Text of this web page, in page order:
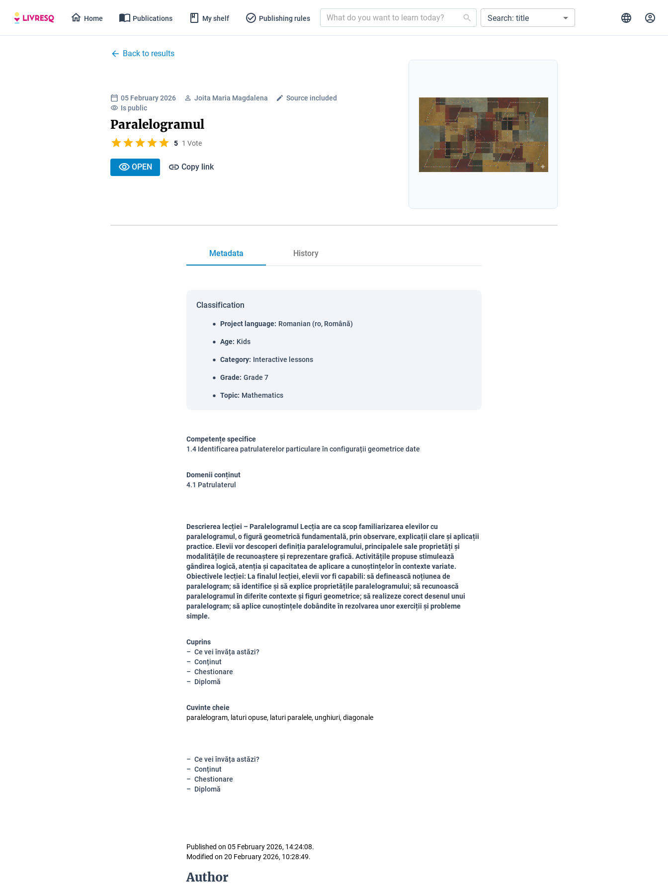
Home Publications My shelf Publishing rules Search: title
Back to results
05 February 2026 Joita Maria Magdalena
Source included
Is public
Paralelogramul
5 1 Vote
OPEN Copy link
Metadata History
Classification
Project language: Romanian (ro, Română)
Age: Kids
Category: Interactive lessons
Grade: Grade 7
Topic: Mathematics
Competențe specifice
1.4 Identificarea patrulaterelor particulare în configurații geometrice date
Domenii conținut
4.1 Patrulaterul
Descrierea lecției – Paralelogramul Lecția are ca scop familiarizarea elevilor cu
paralelogramul, o figură geometrică fundamentală, prin observare, explicații clare și aplicații
practice. Elevii vor descoperi definiția paralelogramului, principalele sale proprietăți și
modalitățile de recunoaștere și reprezentare grafică. Activitățile propuse stimulează
gândirea logică, atenția și capacitatea de aplicare a cunoștințelor în contexte variate.
Obiectivele lecției: La finalul lecției, elevii vor fi capabili: să definească noțiunea de
paralelogram; să identifice și să explice proprietățile paralelogramului; să recunoască
paralelogramul în diferite contexte și figuri geometrice; să realizeze corect desenul unui
paralelogram; să aplice cunoștințele dobândite în rezolvarea unor exerciții și probleme
simple.
Cuprins
Ce vei învăța astăzi?
Conținut
Chestionare
Diplomă
Cuvinte cheie
paralelogram, laturi opuse, laturi paralele, unghiuri, diagonale
Ce vei învăța astăzi?
Conținut
Chestionare
Diplomă
Published on 05 February 2026, 14:24:08.
Modified on 20 February 2026, 10:28:49.
Author